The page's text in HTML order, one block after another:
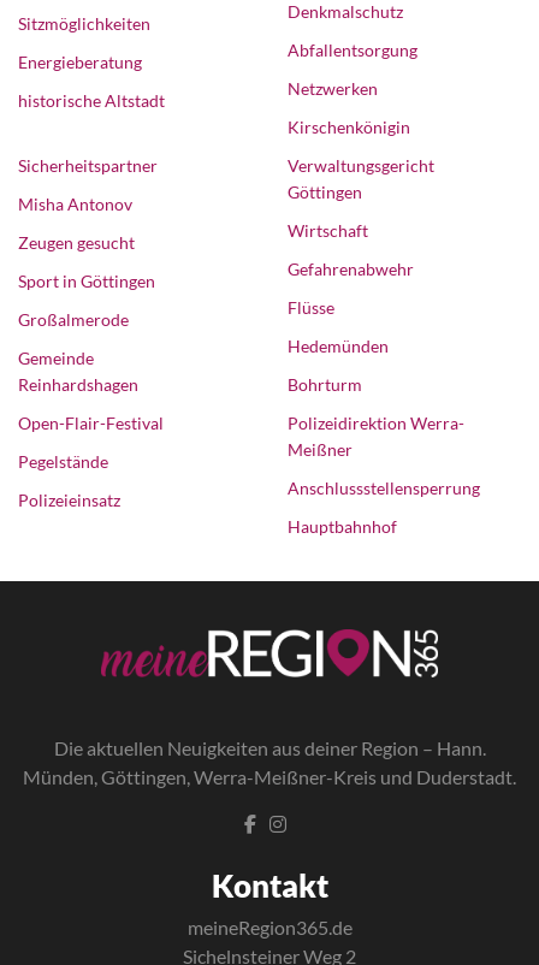
Sitzmöglichkeiten
Energieberatung
historische Altstadt
Denkmalschutz
Abfallentsorgung
Netzwerken
Kirschenkönigin
Sicherheitspartner
Misha Antonov
Zeugen gesucht
Sport in Göttingen
Großalmerode
Gemeinde
Reinhardshagen
Open-Flair-Festival
Pegelstände
Polizeieinsatz
Verwaltungsgericht
Göttingen
Wirtschaft
Gefahrenabwehr
Flüsse
Hedemünden
Bohrturm
Polizeidirektion Werra-
Meißner
Anschlussstellensperrung
Hauptbahnhof
Die aktuellen Neuigkeiten aus deiner Region – Hann.
Münden, Göttingen, Werra-Meißner-Kreis und Duderstadt.
Kontakt
meineRegion365.de
Sichelnsteiner Weg 2